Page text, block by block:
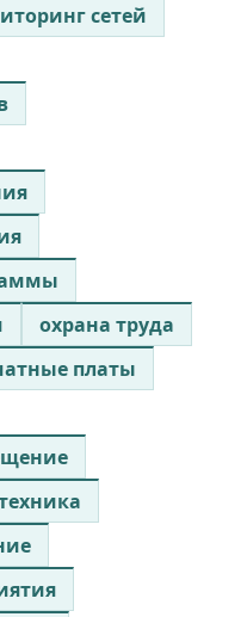
сетей
охрана труда
платы